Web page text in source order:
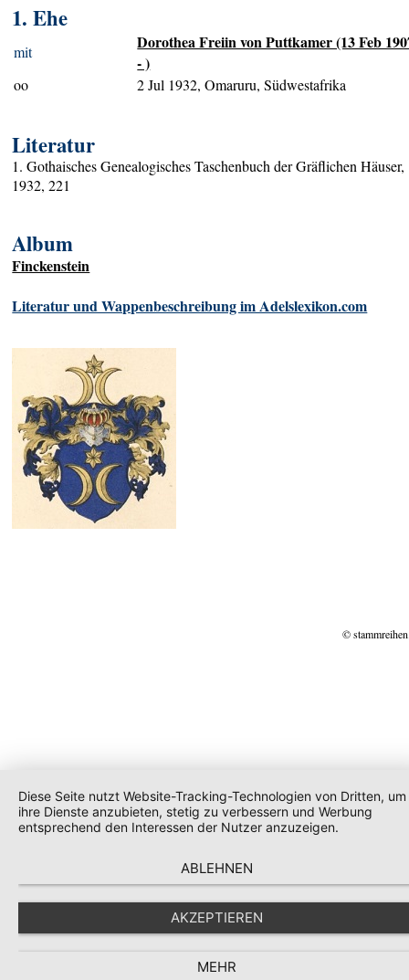
1. Ehe
mit
Dorothea Freiin von Puttkamer (13 Feb
- )
oo 2 Jul 1932, Omaruru, Südwestafrika
Literatur
1. Gothaisches Genealogisches Taschenbuch der Gräflichen Häuser,
1932, 221
Album
Finckenstein
Literatur und Wappenbeschreibung im Adelslexikon.com
©
Diese Seite nutzt Website-Tracking-Technologien von Dritten, um
ihre Dienste anzubieten, stetig zu verbessern und Werbung
entsprechend den Interessen der Nutzer anzuzeigen.
ABLEHNEN
AKZEPTIEREN
MEHR